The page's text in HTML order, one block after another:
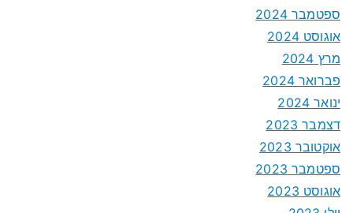
ספטמבר 2024
אוגוסט 2024
מרץ 2024
פברואר 2024
ינואר 2024
דצמבר 2023
אוקטובר 2023
ספטמבר 2023
אוגוסט 2023